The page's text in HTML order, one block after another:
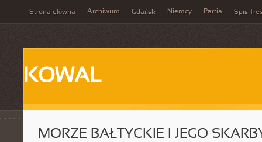
Strona główna Archiwum Gdańsk Niemcy Partia Spis
KOWAL
MORZE BAŁTYCKIE I JEGO